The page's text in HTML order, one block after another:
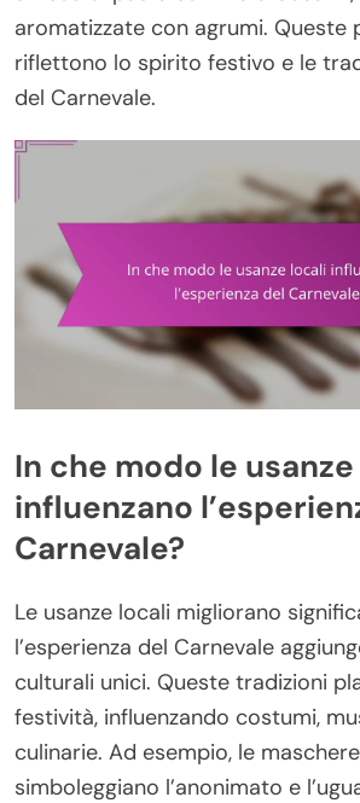
aromatizzate con agrumi. Queste
riflettono lo spirito festivo e le
del Carnevale.
In che modo le
influenzano
Carnevale?
Le usanze locali migliorano
l’esperienza del Carnevale
culturali unici. Queste tradizioni
festività, influenzando costumi,
culinarie. Ad esempio, le
simboleggiano l’anonimato e